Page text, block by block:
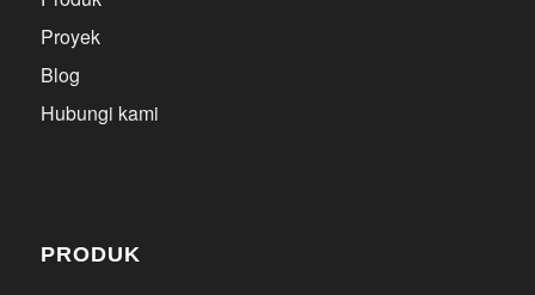
Proyek
Blog
Hubungi kami
PRODUK